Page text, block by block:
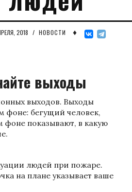
2018 / НОВОСТИ ♦
выходы
выходов. Выходы
фоне: бегущий человек,
фоне показывают, в какую
людей при пожаре.
на плане указывает ваше